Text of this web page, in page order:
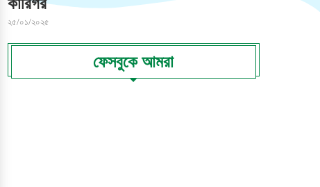
কারিগর
২৫/০১/২০২৫
ফেসবুকে আমরা